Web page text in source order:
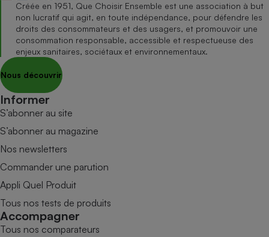
Créée en 1951, Que Choisir Ensemble est une association à but
non lucratif qui agit, en toute indépendance, pour défendre les
droits des consommateurs et des usagers, et promouvoir une
consommation responsable, accessible et respectueuse des
enjeux sanitaires, sociétaux et environnementaux.
Nous découvrir
Informer
S’abonner au site
S’abonner au magazine
Nos newsletters
Commander une parution
Appli Quel Produit
Tous nos tests de produits
Accompagner
Tous nos comparateurs